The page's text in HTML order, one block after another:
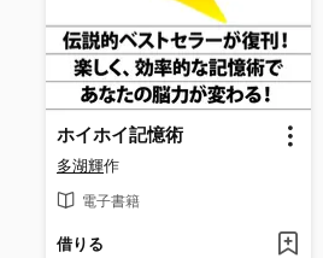
ホイホイ記憶術
多湖輝作
電子書籍
借りる